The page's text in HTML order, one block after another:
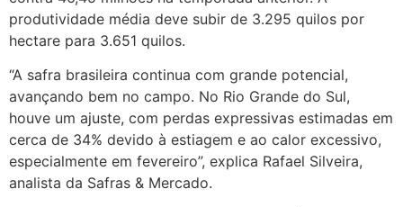
produtividade média deve subir de 3.295 quilos por
hectare para 3.651 quilos.
“A safra brasileira continua com grande potencial,
avançando bem no campo. No Rio Grande do Sul,
houve um ajuste, com perdas expressivas estimadas em
cerca de 34% devido à estiagem e ao calor excessivo,
especialmente em fevereiro”, explica Rafael Silveira,
analista da Safras & Mercado.